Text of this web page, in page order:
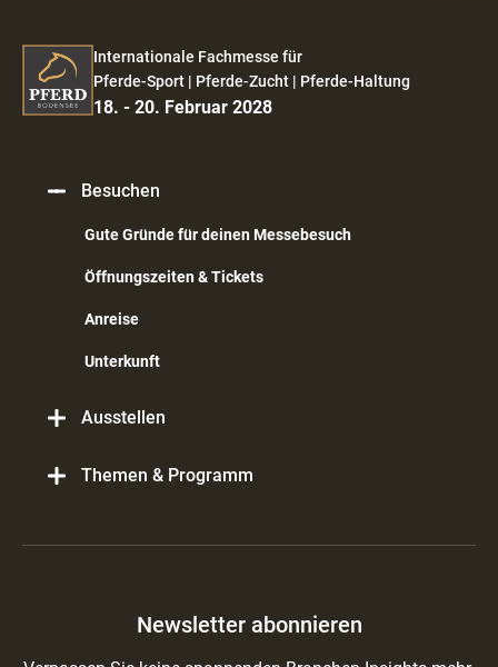
Internationale Fachmesse für
Pferde-Sport | Pferde-Zucht | Pferde-Haltung
18. - 20. Februar 2028
Besuchen
Gute Gründe für deinen Messebesuch
Öffnungszeiten & Tickets
Anreise
Unterkunft
Ausstellen
Themen & Programm
Newsletter abonnieren